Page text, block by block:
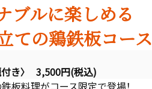
ブルに楽しめる
ての鶏鉄板コース
付き〉 3,500円(税込)
板料理がコース限定で登場！